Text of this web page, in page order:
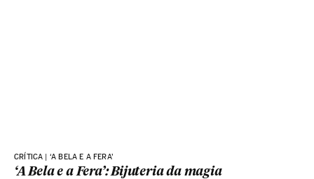
CRÍTICA | ‘A BELA E A FERA’
‘A Bela e a Fera’: Bijuteria da magia